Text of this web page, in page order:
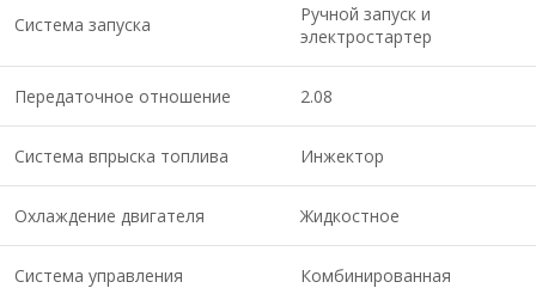
Система запуска
Ручной запуск и
электростартер
Передаточное отношение 2.08
Система впрыска топлива Инжектор
Охлаждение двигателя Жидкостное
Система управления Комбинированная